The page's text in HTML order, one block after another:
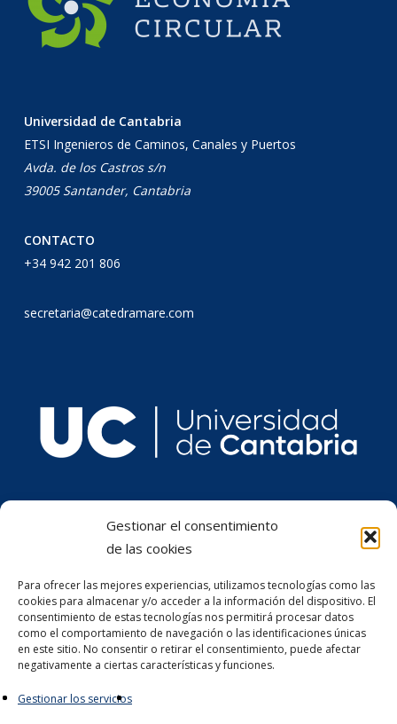
Gestionar el consentimiento
de las cookies
Para ofrecer las mejores experiencias, utilizamos tecnologías como las
cookies para almacenar y/o acceder a la información del dispositivo. El
consentimiento de estas tecnologías nos permitirá procesar datos
como el comportamiento de navegación o las identificaciones únicas
en este sitio. No consentir o retirar el consentimiento, puede afectar
negativamente a ciertas características y funciones.
Gestionar los servicios
Universidad de Cantabria
ETSI Ingenieros de Caminos, Canales y Puertos
Avda. de los Castros s/n
39005 Santander, Cantabria
CONTACTO
+34 942 201 806
secretaria@catedramare.com